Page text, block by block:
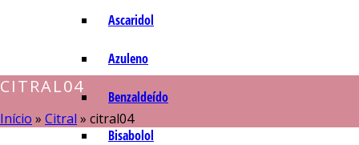
Ascaridol
Azuleno
Benzaldeído
Bisabolol
CITRAL04
Início » Citral » citral04